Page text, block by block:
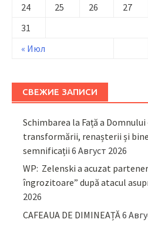
« Июл
24
25 26 27
31
СВЕЖИЕ ЗАПИСИ
Schimbarea la Față a
transformării, renașterii și
semnificații 6 Август 2026
WP: Zelenski a acuzat
îngrozitoare” după atacul
2026
CAFEAUA DE DIMINEAȚĂ6